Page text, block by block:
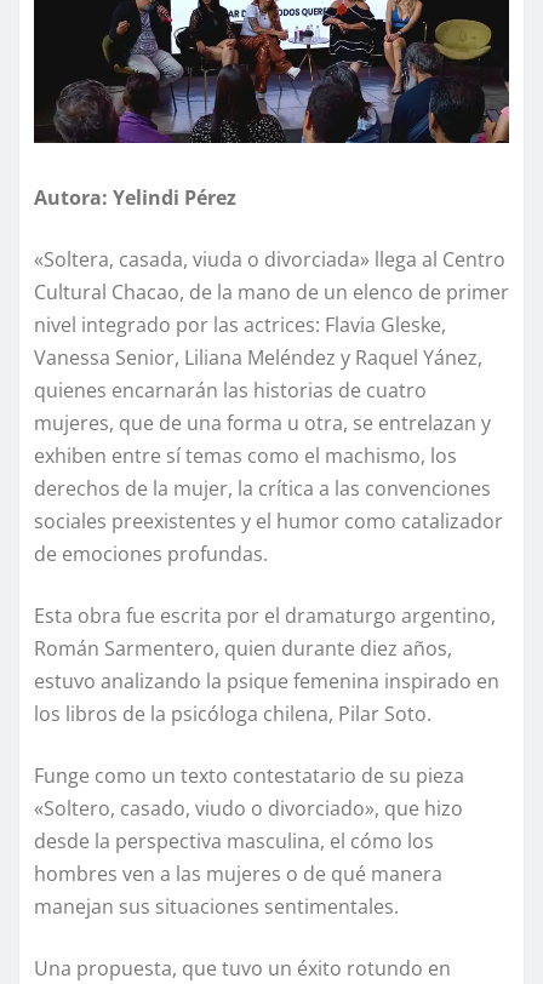
Autora: Yelindi Pérez
«Soltera, casada, viuda o divorciada» llega al Centro
Cultural Chacao, de la mano de un elenco de primer
nivel integrado por las actrices: Flavia Gleske,
Vanessa Senior, Liliana Meléndez y Raquel Yánez,
quienes encarnarán las historias de cuatro
mujeres, que de una forma u otra, se entrelazan y
exhiben entre sí temas como el machismo, los
derechos de la mujer, la crítica a las convenciones
sociales preexistentes y el humor como catalizador
de emociones profundas.
Esta obra fue escrita por el dramaturgo argentino,
Román Sarmentero, quien durante diez años,
estuvo analizando la psique femenina inspirado en
los libros de la psicóloga chilena, Pilar Soto.
Funge como un texto contestatario de su pieza
«Soltero, casado, viudo o divorciado», que hizo
desde la perspectiva masculina, el cómo los
hombres ven a las mujeres o de qué manera
manejan sus situaciones sentimentales.
Una propuesta, que tuvo un éxito rotundo en